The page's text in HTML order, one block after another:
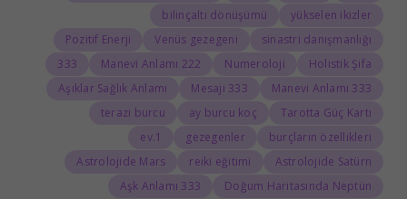
yükselen ikizler
bilinçaltı dönüşümü
sinastri danışmanlığı
Venüs gezegeni
Pozitif Enerji
Holistik Şifa
Numeroloji
222 Manevi Anlamı
333
333 Manevi Anlamı
333 Mesajı
Aşıklar Sağlık Anlamı
Tarotta Güç Kartı
ay burcu koç
terazi burcu
burçların özellikleri
gezegenler
1.ev
Astrolojide Satürn
reiki eğitimi
Astrolojide Mars
Doğum Haritasında Neptün
333 Aşk Anlamı